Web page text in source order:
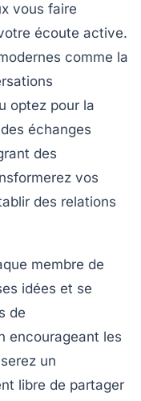
vous faire
écoute active.
comme la
optez pour la
échanges
des
vos
des relations
membre de
idées et se
de
encourageant les
un
libre de partager